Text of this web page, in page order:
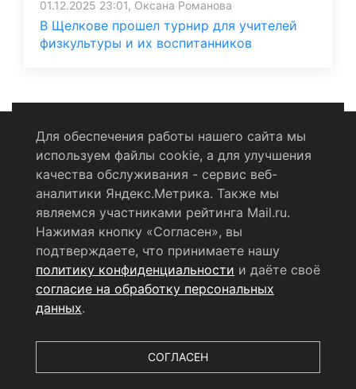
01.12.2025 23:01, Оксана Романова
В Щелкове прошел турнир для учителей
физкультуры и их воспитанников
Политика конфиденциальности
Согласие на обработку персональных данных
RSS-лента
© 2004 - 2026 Сетевое издание Щёлковское ТВ.
Свидетельство о регистрации СМИ
ЭЛ № ФС 77 - 79754 от 07.12.2020 г.
технологий и массовых коммуникаций (РОСКОМНАДЗОР).
Для обеспечения работы нашего сайта мы
используем файлы cookie, а для улучшения
качества обслуживания - сервис веб-
аналитики Яндекс.Метрика. Также мы
являемся участниками рейтинга Mail.ru.
Нажимая кнопку «Согласен», вы
подтверждаете, что принимаете нашу
политику конфиденциальности и даёте своё
согласие на обработку персональных
данных.
СОГЛАСЕН